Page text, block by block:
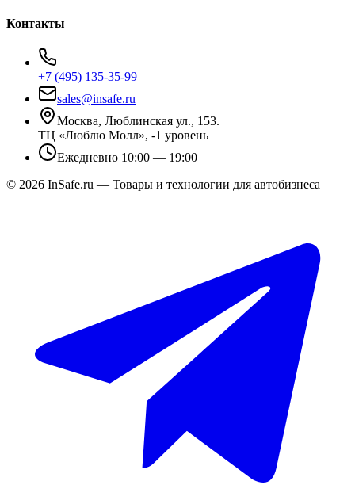
Контакты
+7 (495) 135-35-99
sales@insafe.ru
Москва, Люблинская ул., 153.
ТЦ «Люблю Молл», -1 уровень
Ежедневно 10:00 — 19:00
© 2026 InSafe.ru — Товары и технологии для автобизнеса